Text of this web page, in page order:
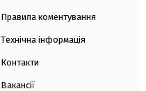
Правила коментування
Технічна інформація
Контакти
Вакансії